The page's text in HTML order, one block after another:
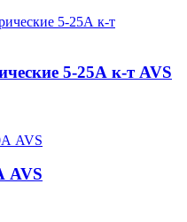
5-25А к-т AVS
AVS